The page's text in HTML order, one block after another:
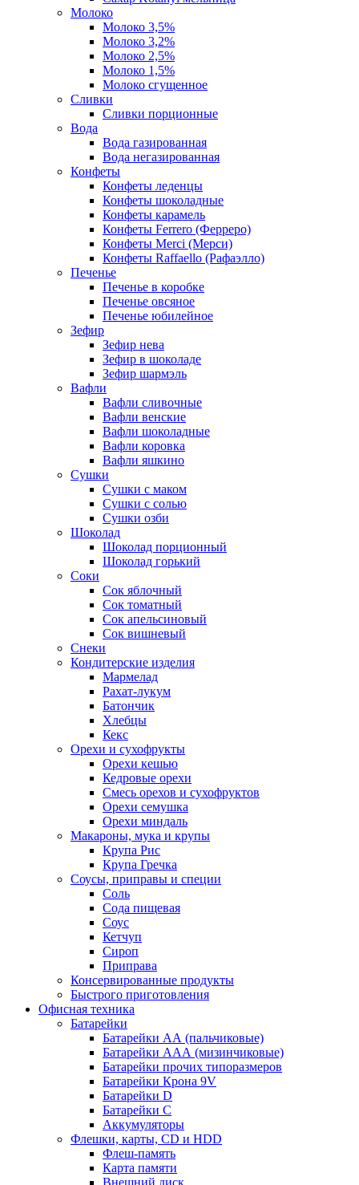
Молоко
Молоко 3,5%
Молоко 3,2%
Молоко 2,5%
Молоко 1,5%
Молоко сгущенное
Сливки
Сливки порционные
Вода
Вода газированная
Вода негазированная
Конфеты
Конфеты леденцы
Конфеты шоколадные
Конфеты карамель
Конфеты Ferrero (Ферреро)
Конфеты Merci (Мерси)
Конфеты Raffaello (Рафаэлло)
Печенье
Печенье в коробке
Печенье овсяное
Печенье юбилейное
Зефир
Зефир нева
Зефир в шоколаде
Зефир шармэль
Вафли
Вафли сливочные
Вафли венские
Вафли шоколадные
Вафли коровка
Вафли яшкино
Сушки
Сушки с маком
Сушки с солью
Сушки озби
Шоколад
Шоколад порционный
Шоколад горький
Соки
Сок яблочный
Сок томатный
Сок апельсиновый
Сок вишневый
Снеки
Кондитерские изделия
Мармелад
Рахат-лукум
Батончик
Хлебцы
Кекс
Орехи и сухофрукты
Орехи кешью
Кедровые орехи
Смесь орехов и сухофруктов
Орехи семушка
Орехи миндаль
Макароны, мука и крупы
Крупа Рис
Крупа Гречка
Соусы, приправы и специи
Соль
Сода пищевая
Соус
Кетчуп
Сироп
Приправа
Консервированные продукты
Быстрого приготовления
Офисная техника
Батарейки
Батарейки АА (пальчиковые)
Батарейки ААА (мизинчиковые)
Батарейки прочих типоразмеров
Батарейки Крона 9V
Батарейки D
Батарейки С
Аккумуляторы
Флешки, карты, CD и HDD
Флеш-память
Карта памяти
Внешний диск